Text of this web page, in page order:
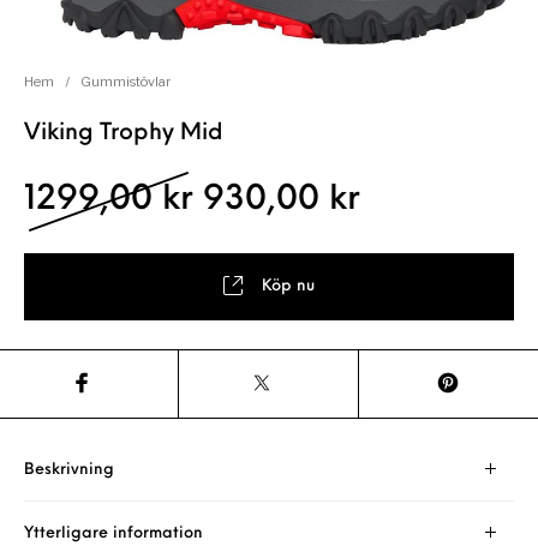
Hem / Gummistövlar
Viking Trophy Mid
1299,00 kr Det ursprungliga
930,00 krDet
Köp nu
Beskrivning
Ytterligare information